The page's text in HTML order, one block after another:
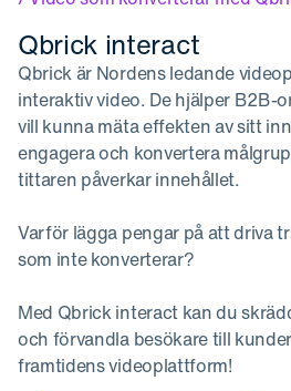
Qbrick interact
Qbrick är Nordens ledande
interaktiv video. De hjälper B2B-
vill kunna mäta effekten av sitt
engagera och konvertera
tittaren påverkar innehållet.
Varför lägga pengar på att driva
som inte konverterar?
Med Qbrick interact kan du
och förvandla besökare till
framtidens videoplattform!